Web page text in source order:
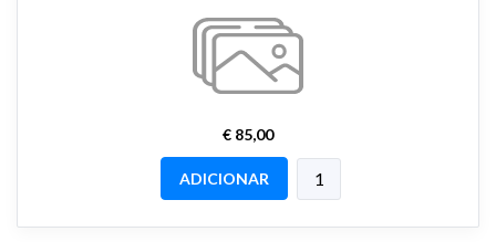
€ 85,00
ADICIONAR